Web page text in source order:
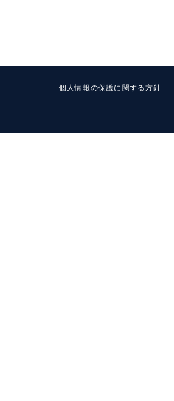
個人情報の保護に関する方針